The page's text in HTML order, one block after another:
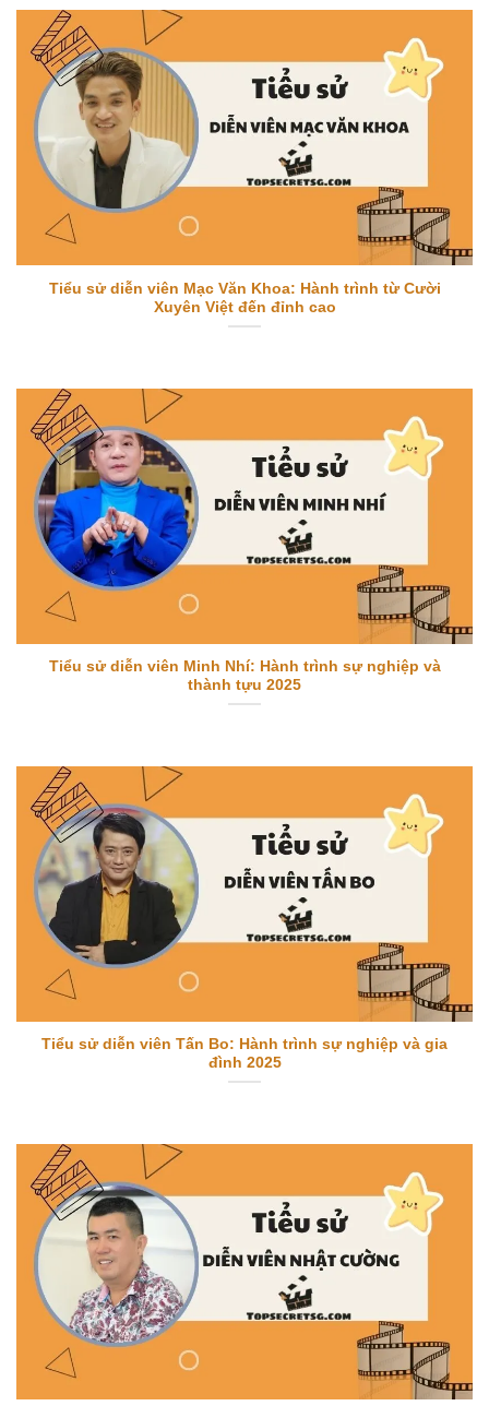
Tiểu sử diễn viên Mạc Văn Khoa: Hành trình từ Cười
Xuyên Việt đến đỉnh cao
Tiểu sử diễn viên Minh Nhí: Hành trình sự nghiệp và
thành tựu 2025
Tiểu sử diễn viên Tấn Bo: Hành trình sự nghiệp và gia
đình 2025